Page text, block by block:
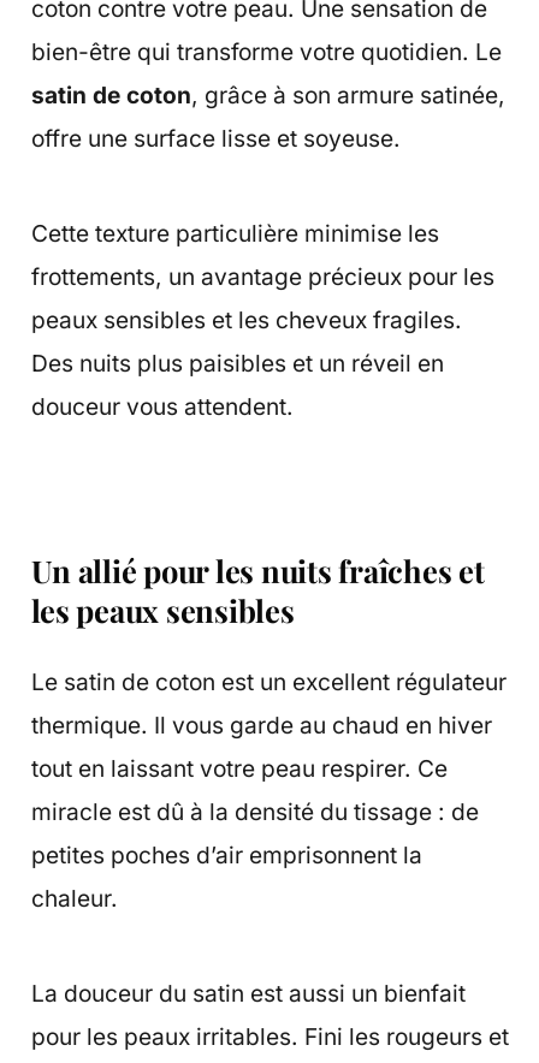
coton contre votre peau. Une sensation de
bien-être qui transforme votre quotidien. Le
satin de coton, grâce à son armure satinée,
offre une surface lisse et soyeuse.
Cette texture particulière minimise les
frottements, un avantage précieux pour les
peaux sensibles et les cheveux fragiles.
Des nuits plus paisibles et un réveil en
douceur vous attendent.
Un allié pour les nuits fraîches et
les peaux sensibles
Le satin de coton est un excellent régulateur
thermique. Il vous garde au chaud en hiver
tout en laissant votre peau respirer. Ce
miracle est dû à la densité du tissage : de
petites poches d’air emprisonnent la
chaleur.
La douceur du satin est aussi un bienfait
pour les peaux irritables. Fini les rougeurs et